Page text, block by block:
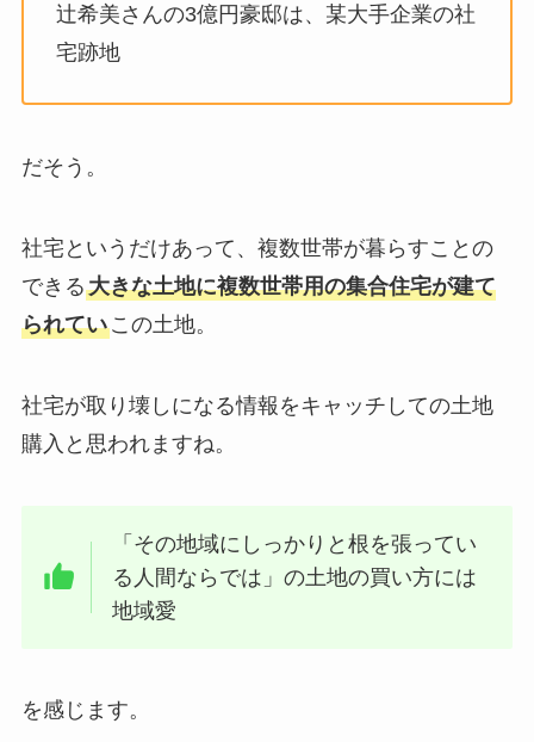
辻希美さんの3億円豪邸は、某大手企業の社
宅跡地
だそう。
社宅というだけあって、複数世帯が暮らすことの
できる大きな土地に複数世帯用の集合住宅が建て
られていこの土地。
社宅が取り壊しになる情報をキャッチしての土地
購入と思われますね。
「その地域にしっかりと根を張ってい
る人間ならでは」の土地の買い方には
地域愛
を感じます。